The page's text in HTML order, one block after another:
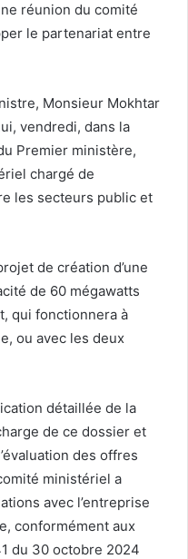
réunion du comité
le partenariat entre
Monsieur Mokhtar
vendredi, dans la
Premier ministère,
chargé de
les secteurs public et
de création d’une
de 60 mégawatts
qui fonctionnera à
ou avec les deux
détaillée de la
de ce dossier et
des offres
ministériel a
avec l’entreprise
conformément aux
du 30 octobre 2024